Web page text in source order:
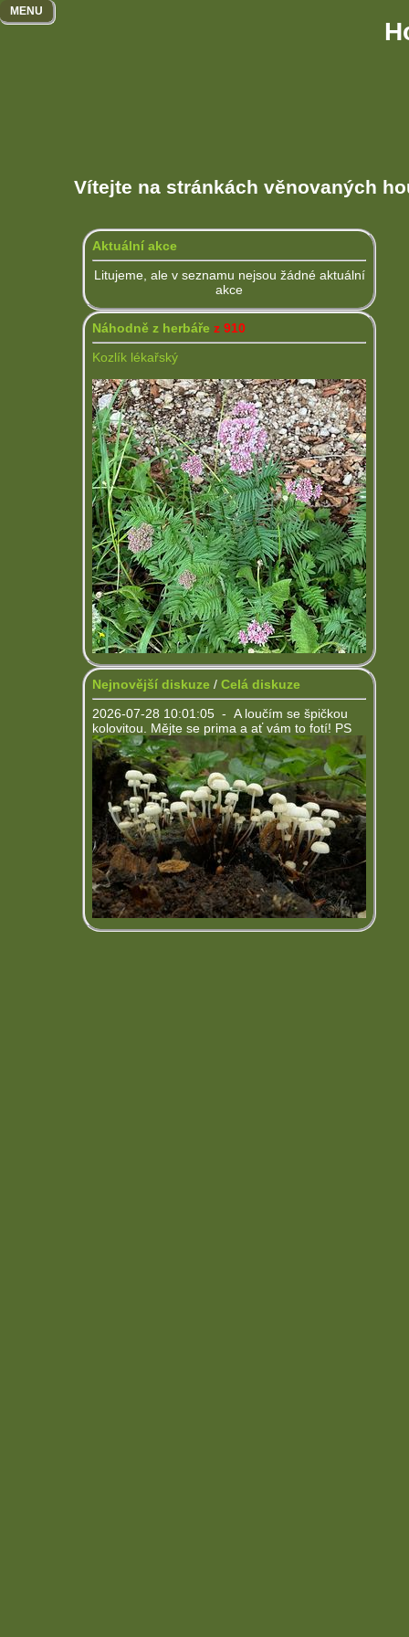
MENU
Vítejte na stránkách věnovaných
Aktuální akce
Litujeme, ale v seznamu nejsou žádné aktuální
akce
Náhodně z herbáře z 910
Kozlík lékařský
Nejnovější diskuze / Celá diskuze
2026-07-28 10:01:05 - A loučím se špičkou
kolovitou. Mějte se prima a ať vám to fotí! PS